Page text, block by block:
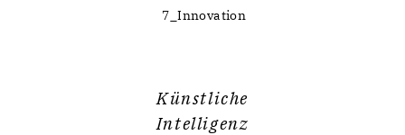
7_Innovation
Künstliche
Intelligenz